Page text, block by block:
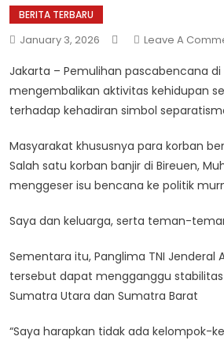
BERITA TERBARU
January 3, 2026 Leave A
Jakarta – Pemulihan pascabencana
mengembalikan aktivitas kehidupan
terhadap kehadiran simbol
Masyarakat khususnya para korban
Salah satu korban banjir di Bireuen,
menggeser isu bencana ke politik
Saya dan keluarga, serta teman-
Sementara itu, Panglima TNI
tersebut dapat mengganggu
Sumatra Utara dan Sumatra Barat
“Saya harapkan tidak ada kelompok-